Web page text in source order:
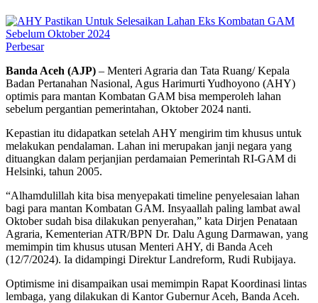
Perbesar
Banda Aceh (AJP) – Menteri Agraria dan Tata Ruang/ Kepala
Badan Pertanahan Nasional, Agus Harimurti Yudhoyono (AHY)
optimis para mantan Kombatan GAM bisa memperoleh lahan
sebelum pergantian pemerintahan, Oktober 2024 nanti.
Kepastian itu didapatkan setelah AHY mengirim tim khusus untuk
melakukan pendalaman. Lahan ini merupakan janji negara yang
dituangkan dalam perjanjian perdamaian Pemerintah RI-GAM di
Helsinki, tahun 2005.
“Alhamdulillah kita bisa menyepakati timeline penyelesaian lahan
bagi para mantan Kombatan GAM. Insyaallah paling lambat awal
Oktober sudah bisa dilakukan penyerahan,” kata Dirjen Penataan
Agraria, Kementerian ATR/BPN Dr. Dalu Agung Darmawan, yang
memimpin tim khusus utusan Menteri AHY, di Banda Aceh
(12/7/2024). Ia didampingi Direktur Landreform, Rudi Rubijaya.
Optimisme ini disampaikan usai memimpin Rapat Koordinasi lintas
lembaga, yang dilakukan di Kantor Gubernur Aceh, Banda Aceh.